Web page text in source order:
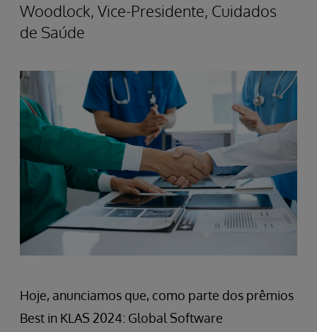
Woodlock, Vice-Presidente, Cuidados
de Saúde
Hoje, anunciamos que, como parte dos prêmios
Best in KLAS 2024: Global Software